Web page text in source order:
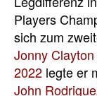
Players
sich zum
Jonny Clayton
2022 legte er
John